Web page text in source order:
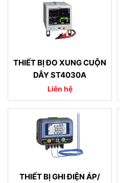
THIẾT BỊ ĐO XUNG CUỘN
DÂY ST4030A
Liên hệ
THIẾT BỊ GHI ĐIỆN ÁP/